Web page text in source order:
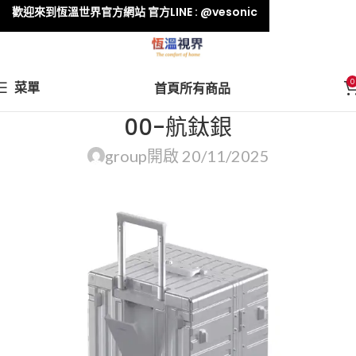
菜單 首頁所有商品 0
00-航鈦銀
group開啟 20/11/2025
歡迎來到恆溫世界官方網站 官方LINE : @vesonic